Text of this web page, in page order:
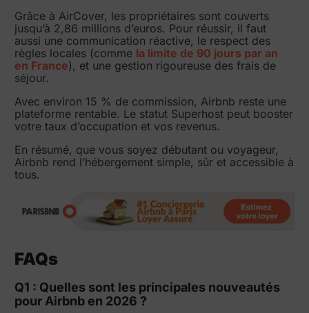
Grâce à AirCover, les propriétaires sont couverts
jusqu’à 2,86 millions d’euros. Pour réussir, il faut
aussi une communication réactive, le respect des
règles locales (comme la limite de 90 jours par an
en France), et une gestion rigoureuse des frais de
séjour.
Avec environ 15 % de commission, Airbnb reste une
plateforme rentable. Le statut Superhost peut booster
votre taux d’occupation et vos revenus.
En résumé, que vous soyez débutant ou voyageur,
Airbnb rend l’hébergement simple, sûr et accessible à
tous.
FAQs
Q1 : Quelles sont les principales nouveautés
pour Airbnb en 2026 ?